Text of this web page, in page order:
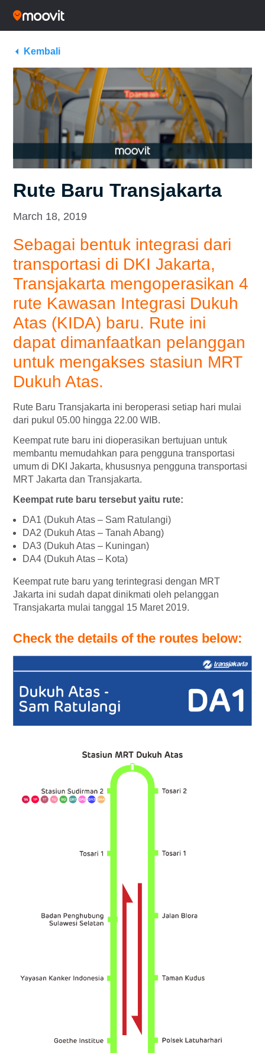
Kembali
Rute Baru Transjakarta
March 18, 2019
Sebagai bentuk integrasi dari
transportasi di DKI Jakarta,
Transjakarta mengoperasikan 4
rute Kawasan Integrasi Dukuh
Atas (KIDA) baru. Rute ini
dapat dimanfaatkan pelanggan
untuk mengakses stasiun MRT
Dukuh Atas.
Rute Baru Transjakarta ini beroperasi setiap hari mulai
dari pukul 05.00 hingga 22.00 WIB.
Keempat rute baru ini dioperasikan bertujuan untuk
membantu memudahkan para pengguna transportasi
umum di DKI Jakarta, khususnya pengguna transportasi
MRT Jakarta dan Transjakarta.
Keempat rute baru tersebut yaitu rute:
DA1 (Dukuh Atas – Sam Ratulangi)
DA2 (Dukuh Atas – Tanah Abang)
DA3 (Dukuh Atas – Kuningan)
DA4 (Dukuh Atas – Kota)
Keempat rute baru yang terintegrasi dengan MRT
Jakarta ini sudah dapat dinikmati oleh pelanggan
Transjakarta mulai tanggal 15 Maret 2019.
Check the details of the routes below: